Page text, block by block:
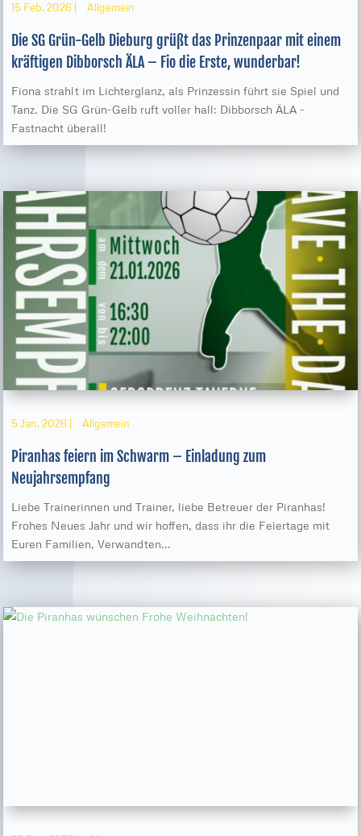
15 Feb. 2026 | Allgemein
Die SG Grün-Gelb Dieburg grüßt das Prinzenpaar mit einem
kräftigen Dibborsch ÄLA – Fio die Erste, wunderbar!
Fiona strahlt im Lichterglanz, als Prinzessin führt sie Spiel und
Tanz. Die SG Grün-Gelb ruft voller hall: Dibborsch ÄLA -
Fastnacht überall!
5 Jan. 2026 | Allgemein
Piranhas feiern im Schwarm – Einladung zum
Neujahrsempfang
Liebe Trainerinnen und Trainer, liebe Betreuer der Piranhas!
Frohes Neues Jahr und wir hoffen, dass ihr die Feiertage mit
Euren Familien, Verwandten...